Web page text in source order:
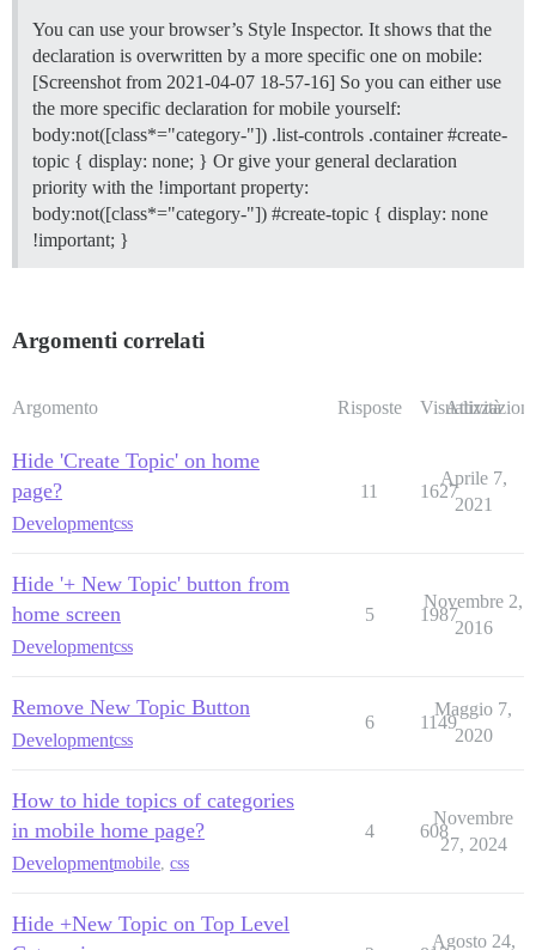
You can use your browser’s Style Inspector. It shows that the
declaration is overwritten by a more specific one on mobile:
[Screenshot from 2021-04-07 18-57-16] So you can either use
the more specific declaration for mobile yourself:
body:not([class*="category-"]) .list-controls .container #create-
topic { display: none; } Or give your general declaration
priority with the !important property:
body:not([class*="category-"]) #create-topic { display: none
!important; }
Argomenti correlati
Argomento Risposte Visualizzazioni
Attività
Hide 'Create Topic' on home
page?
Developmentcss
11 1627
Aprile 7,
2021
Hide '+ New Topic' button from
home screen
Developmentcss
5 1987
Novembre 2,
2016
Remove New Topic Button
Developmentcss
6 1149
Maggio 7,
2020
How to hide topics of categories
in mobile home page?
Developmentmobile, css
4 608
Novembre
27, 2024
Hide +New Topic on Top Level
Agosto 24,